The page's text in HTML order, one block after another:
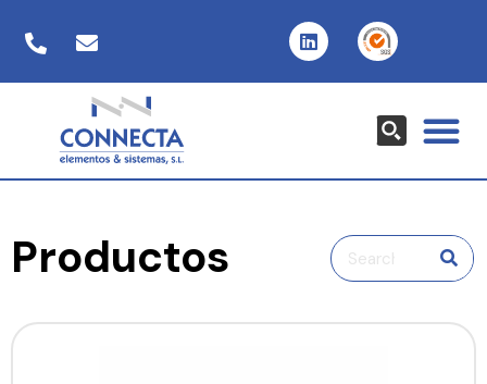
Productos